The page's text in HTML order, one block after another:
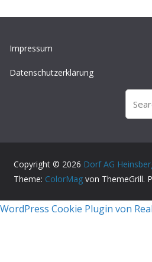
Impressum
Datenschutzerklärung
Copyright © 2026 Dorf AG
Theme: ColorMagvon ThemeGrill.
WordPress Cookie Plugin von